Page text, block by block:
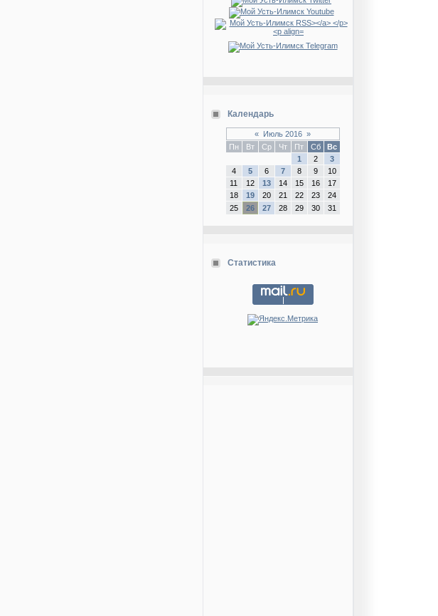
Календарь
« Июль 2016 »
Пн
Вт Ср Чт Пт Сб
Вс
1
2
3
4
5 6 7 8 9
10
11
12 13 14 15 16
17
18
19 20 21 22 23
24
25
26 27 28 29 30 31
Статистика